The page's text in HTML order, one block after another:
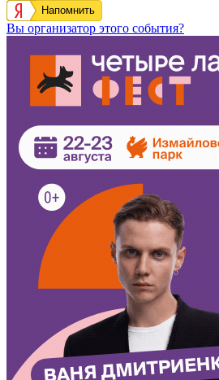
Напомнить
Вы организатор этого события?